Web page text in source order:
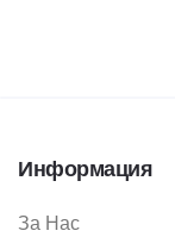
Информация
За Нас